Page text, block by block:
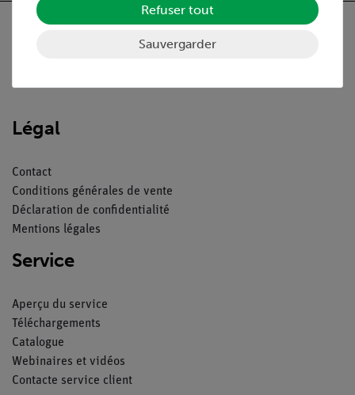
Légal
Contact
Conditions générales de vente
Déclaration de confidentialité
Mentions légales
Service
Aperçu du service
Téléchargements
Catalogue
Webinaires et vidéos
Contacte service client
Refuser tout
Sauvergarder